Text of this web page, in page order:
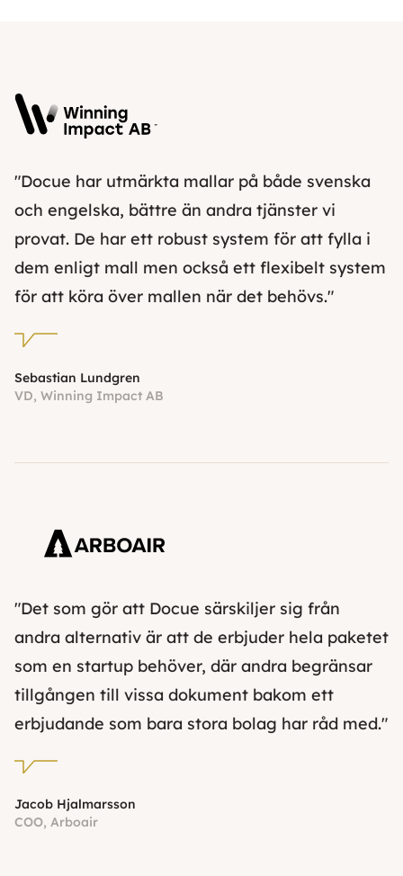
"Docue har utmärkta mallar på både svenska
och engelska, bättre än andra tjänster vi
provat. De har ett robust system för att fylla i
dem enligt mall men också ett flexibelt system
för att köra över mallen när det behövs."
Sebastian Lundgren
VD, Winning Impact AB
"Det som gör att Docue särskiljer sig från
andra alternativ är att de erbjuder hela paketet
som en startup behöver, där andra begränsar
tillgången till vissa dokument bakom ett
erbjudande som bara stora bolag har råd med."
Jacob Hjalmarsson
COO, Arboair